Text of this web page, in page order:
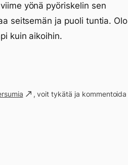
yönä pyöriskelin sen
seitsemän ja puoli tuntia. Olo
kuin aikoihin.
, voit tykätä ja kommentoida